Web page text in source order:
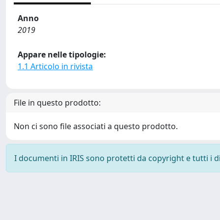
Anno
2019
Appare nelle tipologie:
1.1 Articolo in rivista
File in questo prodotto:
Non ci sono file associati a questo prodotto.
I documenti in IRIS sono protetti da copyright e tutti i